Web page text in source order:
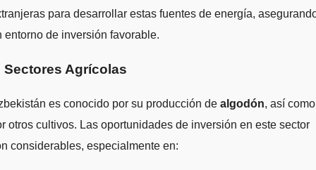
para desarrollar estas fuentes de energía,
entorno de inversión favorable.
Sectores Agrícolas
es conocido por su producción de algodón, así como
otros cultivos. Las oportunidades de inversión en este sector
considerables, especialmente en: